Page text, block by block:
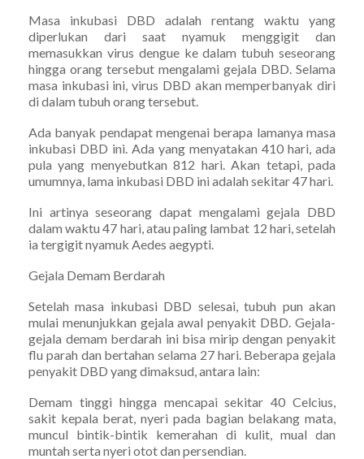
Masa inkubasi DBD adalah rentang waktu yang
diperlukan dari saat nyamuk menggigit dan
memasukkan virus dengue ke dalam tubuh seseorang
hingga orang tersebut mengalami gejala DBD. Selama
masa inkubasi ini, virus DBD akan memperbanyak diri
di dalam tubuh orang tersebut.
Ada banyak pendapat mengenai berapa lamanya masa
inkubasi DBD ini. Ada yang menyatakan 410 hari, ada
pula yang menyebutkan 812 hari. Akan tetapi, pada
umumnya, lama inkubasi DBD ini adalah sekitar 47 hari.
Ini artinya seseorang dapat mengalami gejala DBD
dalam waktu 47 hari, atau paling lambat 12 hari, setelah
ia tergigit nyamuk Aedes aegypti.
Gejala Demam Berdarah
Setelah masa inkubasi DBD selesai, tubuh pun akan
mulai menunjukkan gejala awal penyakit DBD. Gejala-
gejala demam berdarah ini bisa mirip dengan penyakit
flu parah dan bertahan selama 27 hari. Beberapa gejala
penyakit DBD yang dimaksud, antara lain:
Demam tinggi hingga mencapai sekitar 40 Celcius,
sakit kepala berat, nyeri pada bagian belakang mata,
muncul bintik-bintik kemerahan di kulit, mual dan
muntah serta nyeri otot dan persendian.